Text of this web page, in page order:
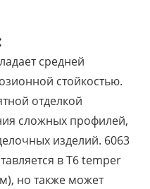
средней
стойкостью.
отделкой
сложных профилей,
изделий. 6063
в T6 temper
но также может